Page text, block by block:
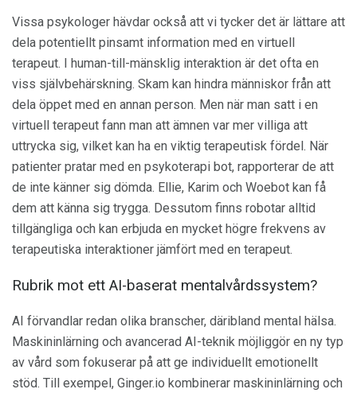
Vissa psykologer hävdar också att vi tycker det är lättare att
dela potentiellt pinsamt information med en virtuell
terapeut. I human-till-mänsklig interaktion är det ofta en
viss självbehärskning. Skam kan hindra människor från att
dela öppet med en annan person. Men när man satt i en
virtuell terapeut fann man att ämnen var mer villiga att
uttrycka sig, vilket kan ha en viktig terapeutisk fördel. När
patienter pratar med en psykoterapi bot, rapporterar de att
de inte känner sig dömda. Ellie, Karim och Woebot kan få
dem att känna sig trygga. Dessutom finns robotar alltid
tillgängliga och kan erbjuda en mycket högre frekvens av
terapeutiska interaktioner jämfört med en terapeut.
Rubrik mot ett AI-baserat mentalvårdssystem?
AI förvandlar redan olika branscher, däribland mental hälsa.
Maskininlärning och avancerad AI-teknik möjliggör en ny typ
av vård som fokuserar på att ge individuellt emotionellt
stöd. Till exempel, Ginger.io kombinerar maskininlärning och